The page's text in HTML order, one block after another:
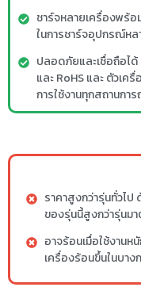
ชาร์จหลายเครื่องพร้อ
ในการชาร์จอุปกรณ์ห
ปลอดภัยและเชื่อถือไ
และ RoHS และตัวเค
การใช้งานทุกสถานกา
ราคาสูงกว่ารุ่นทั่วไป
ของรุ่นนี้สูงกว่ารุ่นม
อาจร้อนเมื่อใช้งานห
เครื่องร้อนขึ้นในบา